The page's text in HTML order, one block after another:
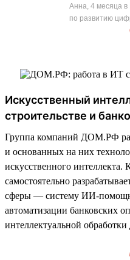
Анна, 4 месяца в
по развитию
Искусственный
строительстве и
Группа компаний ДОМ.РФ
и основанных на них
искусственного
самостоятельно
сферы — систему ИИ-
автоматизации банковских
интеллектуальной